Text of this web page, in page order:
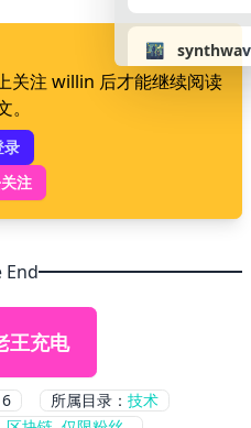
🌃
关注 willin 后才能继续阅读
。
录
注
End
王充电
所属目录： 技术